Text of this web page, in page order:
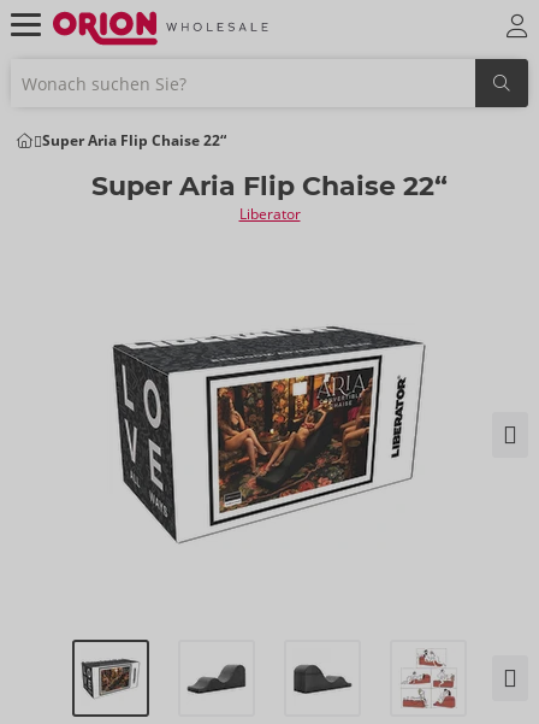
Super Aria Flip Chaise 22“
Super Aria Flip Chaise 22“
Liberator